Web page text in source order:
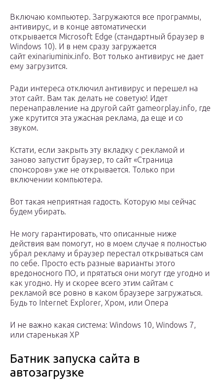
Включаю компьютер. Загружаются все программы,
антивирус, и в конце автоматически
открывается Microsoft Edge (стандартный браузер в
Windows 10). И в нем сразу загружается
сайт exinariuminix.info. Вот только антивирус не дает
ему загрузится.
Ради интереса отключил антивирус и перешел на
этот сайт. Вам так делать не советую! Идет
перенаправление на другой сайт gameorplay.info, где
уже крутится эта ужасная реклама, да еще и со
звуком.
Кстати, если закрыть эту вкладку с рекламой и
заново запустит браузер, то сайт «Страница
спонсоров» уже не открывается. Только при
включении компьютера.
Вот такая неприятная гадость. Которую мы сейчас
будем убирать.
Не могу гарантировать, что описанные ниже
действия вам помогут, но в моем случае я полностью
убрал рекламу и браузер перестал открываться сам
по себе. Просто есть разные варианты этого
вредоносного ПО, и прятаться они могут где угодно и
как угодно. Ну и скорее всего этим сайтам с
рекламой все ровно в каком браузере загружаться.
Будь то Internet Explorer, Хром, или Опера
И не важно какая система: Windows 10, Windows 7,
или старенькая XP
Батник запуска сайта в
автозагрузке